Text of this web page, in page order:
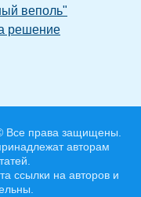
веполь"
решение
Все права защищены.
авторам
ссылки на авторов и